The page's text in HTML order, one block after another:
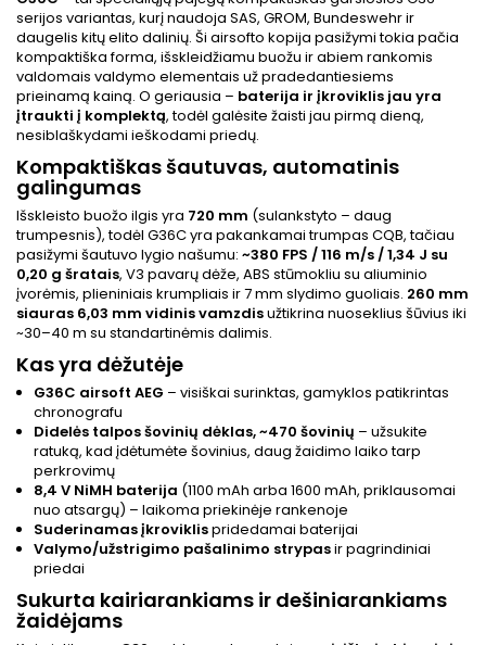
serijos variantas, kurį naudoja SAS, GROM, Bundeswehr ir
daugelis kitų elito dalinių. Ši airsofto kopija pasižymi tokia pačia
kompaktiška forma, išskleidžiamu buožu ir abiem rankomis
valdomais valdymo elementais už pradedantiesiems
prieinamą kainą. O geriausia – baterija ir įkroviklis jau yra
įtraukti į komplektą, todėl galėsite žaisti jau pirmą dieną,
nesiblaškydami ieškodami priedų.
Kompaktiškas šautuvas, automatinis
galingumas
Išskleisto buožo ilgis yra 720 mm (sulankstyto – daug
trumpesnis), todėl G36C yra pakankamai trumpas CQB, tačiau
pasižymi šautuvo lygio našumu: ~380 FPS / 116 m/s / 1,34 J su
0,20 g šratais, V3 pavarų dėže, ABS stūmokliu su aliuminio
įvorėmis, plieniniais krumpliais ir 7 mm slydimo guoliais. 260 mm
siauras 6,03 mm vidinis vamzdisužtikrina nuoseklius šūvius iki
~30–40 m su standartinėmis dalimis.
Kas yra dėžutėje
G36C airsoft AEG – visiškai surinktas, gamyklos patikrintas
chronografu
Didelės talpos šovinių dėklas, ~470 šovinių – užsukite
ratuką, kad įdėtumėte šovinius, daug žaidimo laiko tarp
perkrovimų
8,4 V NiMH baterija (1100 mAh arba 1600 mAh, priklausomai
nuo atsargų) – laikoma priekinėje rankenoje
Suderinamas įkroviklispridedamai baterijai
Valymo/užstrigimo pašalinimo strypasir pagrindiniai
priedai
Sukurta kairiarankiams ir dešiniarankiams
žaidėjams